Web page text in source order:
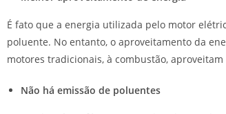
É fato que a energia utilizada pelo motor
poluente. No entanto, o aproveitamento da
motores tradicionais, à combustão,
Não há emissão de poluentes